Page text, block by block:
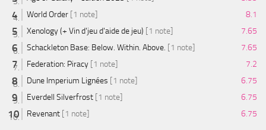
World Order [1 note]
8.1
Xenology (+ Vin d'jeu d'aide de jeu) [1 note]
7.65
Schackleton Base: Below. Within. Above. [1 note]
7.65
Federation: Piracy [1 note]
7.2
Dune Imperium Lignées [1 note]
6.75
Everdell Silverfrost [1 note]
6.75
Revenant [1 note] 6.75